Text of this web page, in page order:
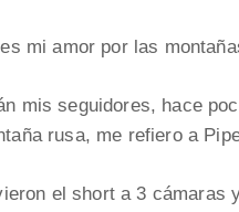
mi amor por las
mis seguidores, hace
rusa, me refiero a
el short a 3 cámaras